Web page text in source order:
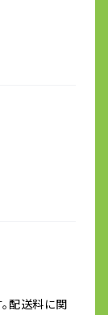
配送料に関